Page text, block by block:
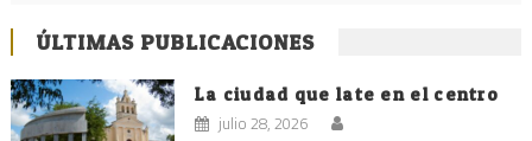
ÚLTIMAS PUBLICACIONES
La ciudad que late en el centro
julio 28, 2026